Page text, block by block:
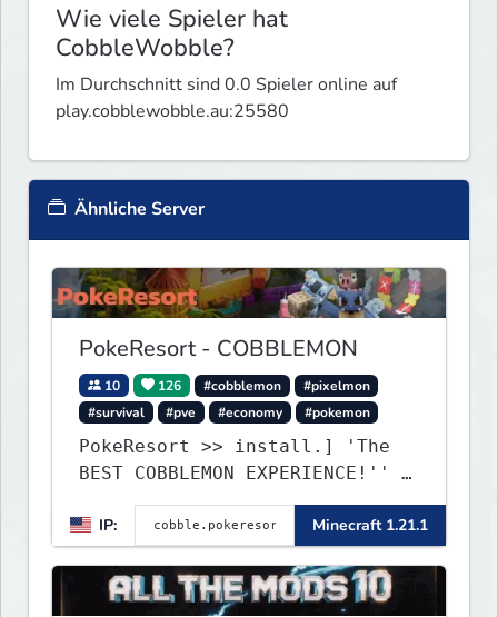
Wie viele Spieler hat
CobbleWobble?
Im Durchschnitt sind 0.0 Spieler online auf
play.cobblewobble.au:25580
Ähnliche Server
PokeResort - COBBLEMON
10 126 #cobblemon
#pixelmon
#survival
#pve #economy #pokemon
PokeResort >> install.] 'The
BEST COBBLEMON EXPERIENCE!'' -
TripAdvisor[❤
IP:
Minecraft 1.21.1